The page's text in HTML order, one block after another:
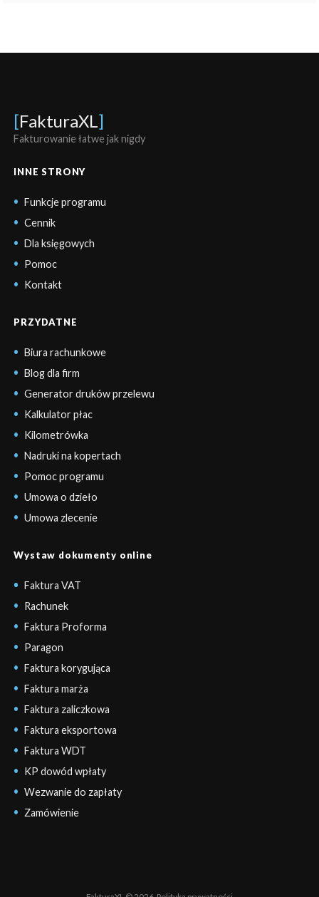
[FakturaXL ]
Fakturowanie łatwe jak nigdy
INNE STRONY
Funkcje programu
Cennik
Dla księgowych
Pomoc
Kontakt
PRZYDATNE
Biura rachunkowe
Blog dla firm
Generator druków przelewu
Kalkulator płac
Kilometrówka
Nadruki na kopertach
Pomoc programu
Umowa o dzieło
Umowa zlecenie
Wystaw dokumenty online
Faktura VAT
Rachunek
Faktura Proforma
Paragon
Faktura korygująca
Faktura marża
Faktura zaliczkowa
Faktura eksportowa
Faktura WDT
KP dowód wpłaty
Wezwanie do zapłaty
Zamówienie